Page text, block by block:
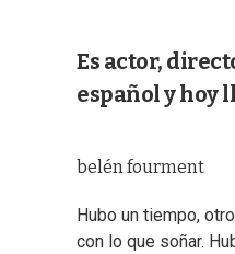
Es actor,
español y hoy
belén fourment
Hubo un tiempo,
con lo que soñar.